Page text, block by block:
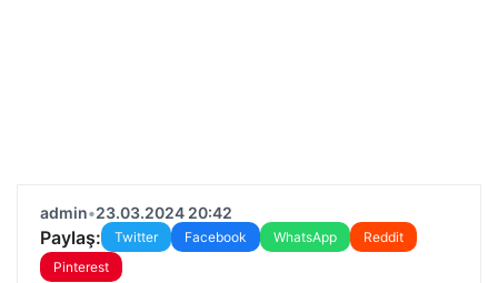
admin•23.03.2024 20:42
Paylaş: Twitter Facebook WhatsApp
Reddit
Pinterest